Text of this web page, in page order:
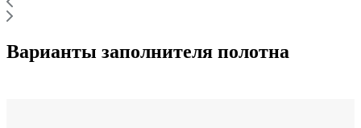
Варианты заполнителя полотна